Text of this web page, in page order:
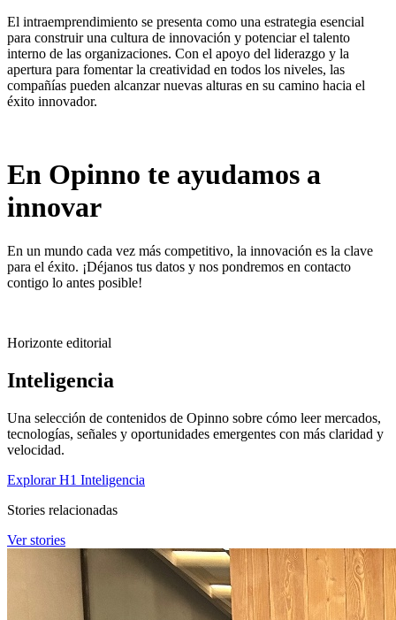
El intraemprendimiento se presenta como una estrategia esencial
para construir una cultura de innovación y potenciar el talento
interno de las organizaciones. Con el apoyo del liderazgo y la
apertura para fomentar la creatividad en todos los niveles, las
compañías pueden alcanzar nuevas alturas en su camino hacia el
éxito innovador.
En Opinno te ayudamos a
innovar
En un mundo cada vez más competitivo, la innovación es la clave
para el éxito. ¡Déjanos tus datos y nos pondremos en contacto
contigo lo antes posible!
Horizonte editorial
Inteligencia
Una selección de contenidos de Opinno sobre cómo leer mercados,
tecnologías, señales y oportunidades emergentes con más claridad y
velocidad.
Explorar H1 Inteligencia
Stories relacionadas
Ver stories